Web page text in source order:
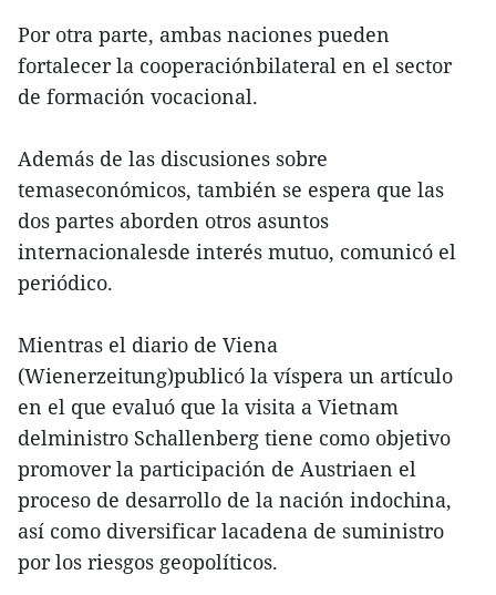
Por otra parte, ambas naciones pueden
fortalecer la cooperaciónbilateral en el sector
de formación vocacional.
Además de las discusiones sobre
temaseconómicos, también se espera que las
dos partes aborden otros asuntos
internacionalesde interés mutuo, comunicó el
periódico.
Mientras el diario de Viena
(Wienerzeitung)publicó la víspera un artículo
en el que evaluó que la visita a Vietnam
delministro Schallenberg tiene como objetivo
promover la participación de Austriaen el
proceso de desarrollo de la nación indochina,
así como diversificar lacadena de suministro
por los riesgos geopolíticos.